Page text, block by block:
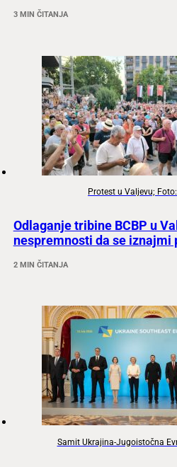
3 MIN ČITANJA
Protest u Valjevu;
Odlaganje tribine BCBP u
nespremnosti da se iznajmi
2 MIN ČITANJA
Samit Ukrajina-Jugoistočna